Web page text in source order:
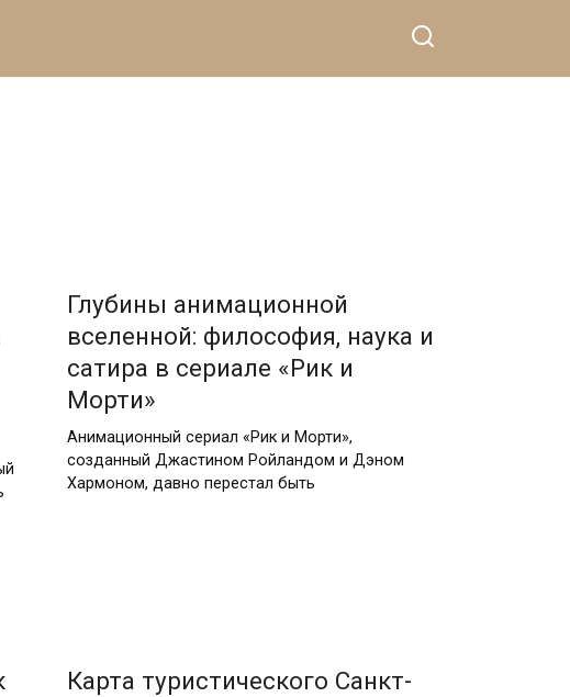
Глубины анимационной
вселенной: философия, наука и
сатира в сериале «Рик и
Морти»
Анимационный сериал «Рик и Морти»,
созданный Джастином Ройландом и Дэном
Хармоном, давно перестал быть
Карта туристического Санкт-